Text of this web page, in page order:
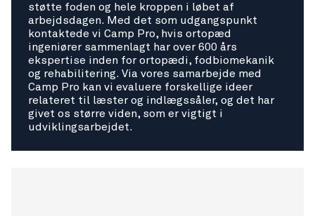
støtte foden og hele kroppen i løbet af
arbejdsdagen. Med det som udgangspunkt
kontaktede vi Camp Pro, hvis ortopæd
ingeniører sammenlagt har over 600 års
ekspertise inden for ortopædi, fodbiomekanik
og rehabilitering. Via vores samarbejde med
Camp Pro kan vi evaluere forskellige ideer
relateret til læster og indlægssåler, og det har
givet os større viden, som er vigtigt i
udviklingsarbejdet.